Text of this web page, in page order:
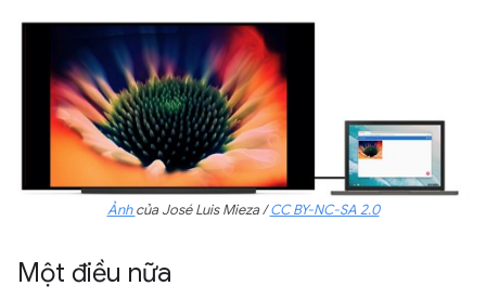
Ảnhcủa José Luis Mieza /CC BY-NC-SA 2.0
Một điều nữa